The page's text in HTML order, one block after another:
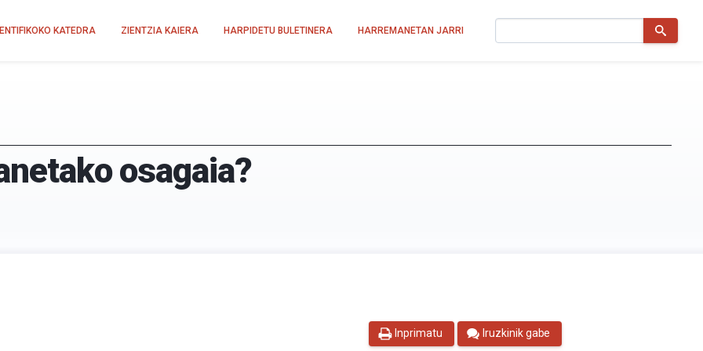
KATEDRA ZIENTZIA KAIERA HARPIDETU BULETINERA HARREMANETAN JARRI
osagaia?
Inprimatu Iruzkinik gabe